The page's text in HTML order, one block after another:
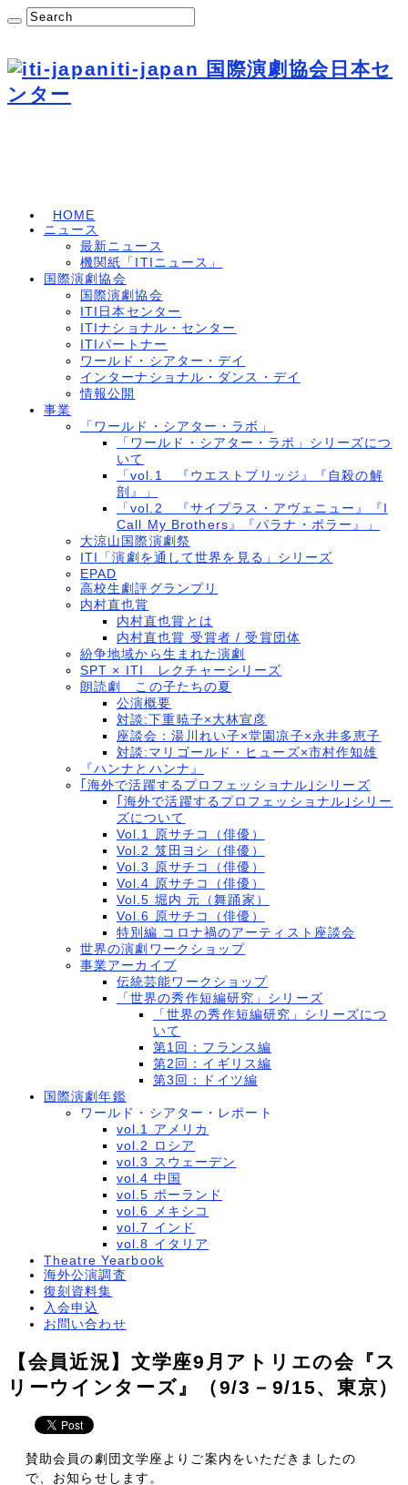
iti-japan 国際演劇協会日本セ
ンター
HOME
ニュース
最新ニュース
機関紙「ITIニュース」
国際演劇協会
国際演劇協会
ITI日本センター
ITIナショナル・センター
ITIパートナー
ワールド・シアター・デイ
インターナショナル・ダンス・デイ
情報公開
事業
「ワールド・シアター・ラボ」
「ワールド・シアター・ラボ」シリーズにつ
いて
「vol.1 『ウエストブリッジ』『自殺の解
剖』」
「vol.2 『サイプラス・アヴェニュー』『I
Call My Brothers』『パラナ・ポラー』」
大涼山国際演劇祭
ITI「演劇を通して世界を見る」シリーズ
EPAD
高校生劇評グランプリ
内村直也賞
内村直也賞とは
内村直也賞 受賞者 / 受賞団体
紛争地域から生まれた演劇
SPT × ITI レクチャーシリーズ
朗読劇 この子たちの夏
公演概要
対談:下重暁子×大林宣彦
座談会：湯川れい子×堂園凉子×永井多恵子
対談:マリゴールド・ヒューズ×市村作知雄
『ハンナとハンナ』
｢海外で活躍するプロフェッショナル｣シリーズ
｢海外で活躍するプロフェッショナル｣シリー
ズについて
Vol.1 原サチコ（俳優）
Vol.2 笈田ヨシ（俳優）
Vol.3 原サチコ（俳優）
Vol.4 原サチコ（俳優）
Vol.5 堀内 元（舞踊家）
Vol.6 原サチコ（俳優）
特別編 コロナ禍のアーティスト座談会
世界の演劇ワークショップ
事業アーカイブ
伝統芸能ワークショップ
「世界の秀作短編研究」シリーズ
「世界の秀作短編研究」シリーズにつ
いて
第1回：フランス編
第2回：イギリス編
第3回：ドイツ編
国際演劇年鑑
ワールド・シアター・レポート
vol.1 アメリカ
vol.2 ロシア
vol.3 スウェーデン
vol.4 中国
vol.5 ポーランド
vol.6 メキシコ
vol.7 インド
vol.8 イタリア
Theatre Yearbook
海外公演調査
復刻資料集
入会申込
お問い合わせ
【会員近況】文学座9月アトリエの会『ス
リーウインターズ』（9/3－9/15、東京）
賛助会員の劇団文学座よりご案内をいただきましたの
で、お知らせします。